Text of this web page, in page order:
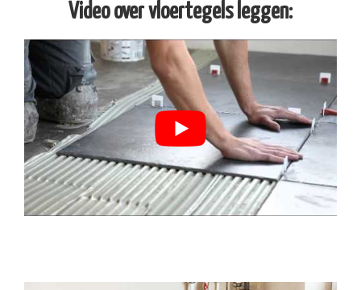
Video over vloertegels leggen: